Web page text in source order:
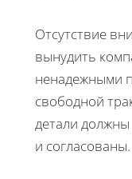
Отсутствие
вынудить
ненадежными
свободной
детали
и согласованы.